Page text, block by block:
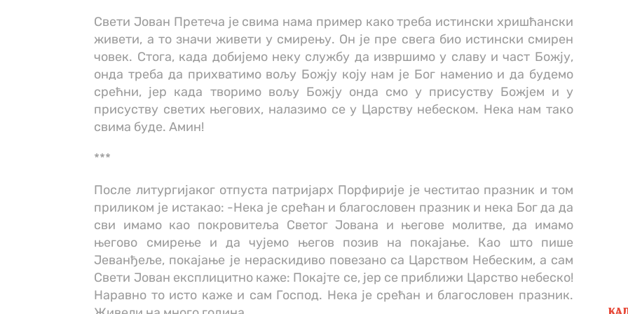
Свети Јован Претеча је свима нама пример како треба истински хришћански
живети, а то значи живети у смирењу. Он је пре свега био истински смирен
човек. Стога, када добијемо неку службу да извршимо у славу и част Божју,
онда треба да прихватимо вољу Божју коју нам је Бог наменио и да будемо
срећни, јер када творимо вољу Божју онда смо у присуству Божјем и у
присуству светих његових, налазимо се у Царству небеском. Нека нам тако
свима буде. Амин!
***
После литургијаког отпуста патријарх Порфирије је честитао празник и том
приликом је истакао: -Нека је срећан и благословен празник и нека Бог да да
сви имамо као покровитеља Светог Јована и његове молитве, да имамо
његово смирење и да чујемо његов позив на покајање. Као што пише
Јеванђеље, покајање је нераскидиво повезано са Царством Небеским, а сам
Свети Јован експлицитно каже: Покајте се, јер се приближи Царство небеско!
Наравно то исто каже и сам Господ. Нека је срећан и благословен празник.